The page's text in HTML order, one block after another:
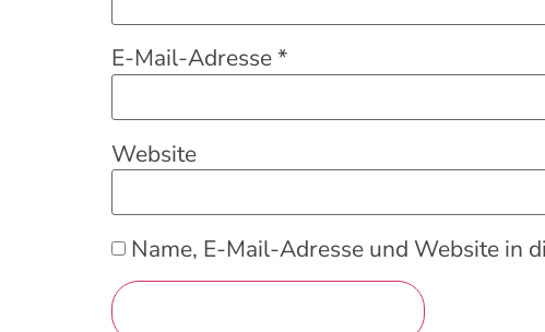
E-Mail-Adresse*
Website
Name, E-Mail-Adresse und Website in